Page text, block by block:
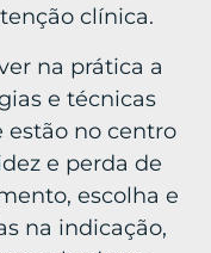
clínica.
na prática a
e técnicas
estão no centro
e perda de
escolha e
na indicação,